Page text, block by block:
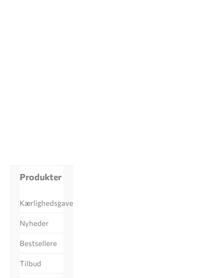
Produkter
Kærlighedsgaver
Nyheder
Bestsellere
Tilbud